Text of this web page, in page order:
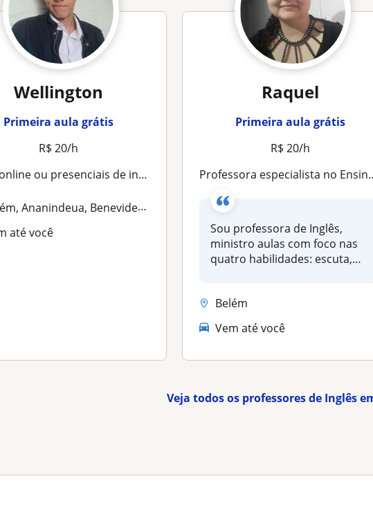
Wellington
Primeira aula grátis
R$ 20/h
ou presenciais de inglês para iniciantes ou intermediários
Ananindeua, Benevides, Marituba
até você
Raquel
Primeira aula grátis
R$ 20/h
Professora especialista no Ensino da Língua Inglesa
Sou professora de Inglês,
ministro aulas com foco nas
quatro habilidades: escuta,
Belém
Vem até você
Veja todos os professores de Inglês